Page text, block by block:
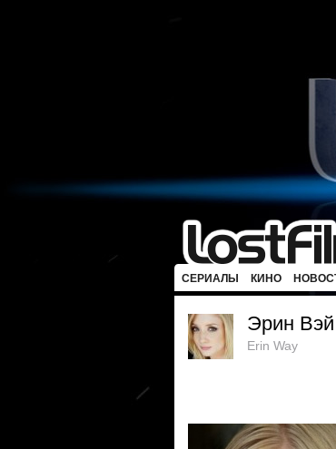
СЕРИАЛЫ КИНО
Эрин Вэй
Erin Way